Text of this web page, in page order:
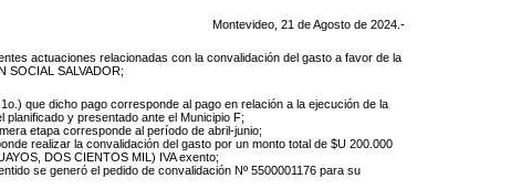
Montevideo, 21 deAgosto de 2024 .-
actuaciones relacionadas con la convalidación del gasto a favor de la
SOCIAL SALVADOR;
1o.) que dicho pago corresponde al pago en relación a la ejecución de la
planificado y presentado ante el Municipio F;
etapa corresponde al período de abril-junio;
realizar la convalidación del gasto por un monto total de $U 200.000
DOS CIENTOS MIL) IVA exento;
se generó el pedido de convalidación Nº 5500001176 para su